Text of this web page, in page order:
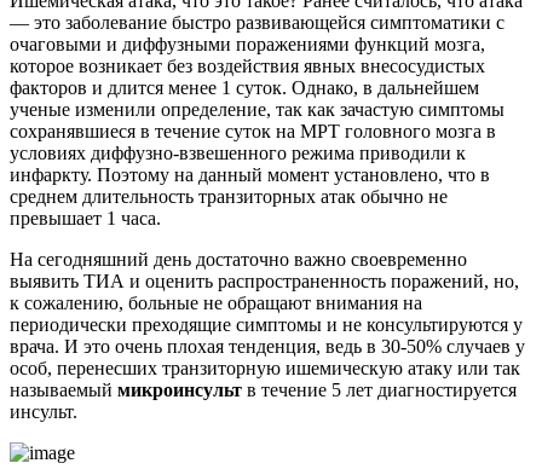
— это заболевание быстро развивающейся симптоматики с
очаговыми и диффузными поражениями функций мозга,
которое возникает без воздействия явных внесосудистых
факторов и длится менее 1 суток. Однако, в дальнейшем
ученые изменили определение, так как зачастую симптомы
сохранявшиеся в течение суток на МРТ головного мозга в
условиях диффузно-взвешенного режима приводили к
инфаркту. Поэтому на данный момент установлено, что в
среднем длительность транзиторных атак обычно не
превышает 1 часа.
На сегодняшний день достаточно важно своевременно
выявить ТИА и оценить распространенность поражений, но,
к сожалению, больные не обращают внимания на
периодически преходящие симптомы и не консультируются у
врача. И это очень плохая тенденция, ведь в 30-50% случаев у
особ, перенесших транзиторную ишемическую атаку или так
называемый микроинсульт в течение 5 лет диагностируется
инсульт.